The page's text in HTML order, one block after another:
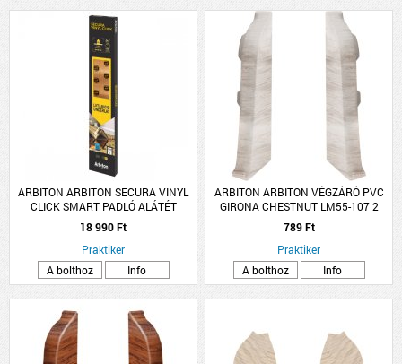
ARBITON ARBITON SECURA VINYL
CLICK SMART PADLÓ ALÁTÉT
5,3X1,18MX1,5MM, 6,25M2
18 990 Ft
Praktiker
A bolthoz
Info
ARBITON ARBITON VÉGZÁRÓ PVC
GIRONA CHESTNUT LM55-107 2
DB/CSOMAG
789 Ft
Praktiker
A bolthoz
Info